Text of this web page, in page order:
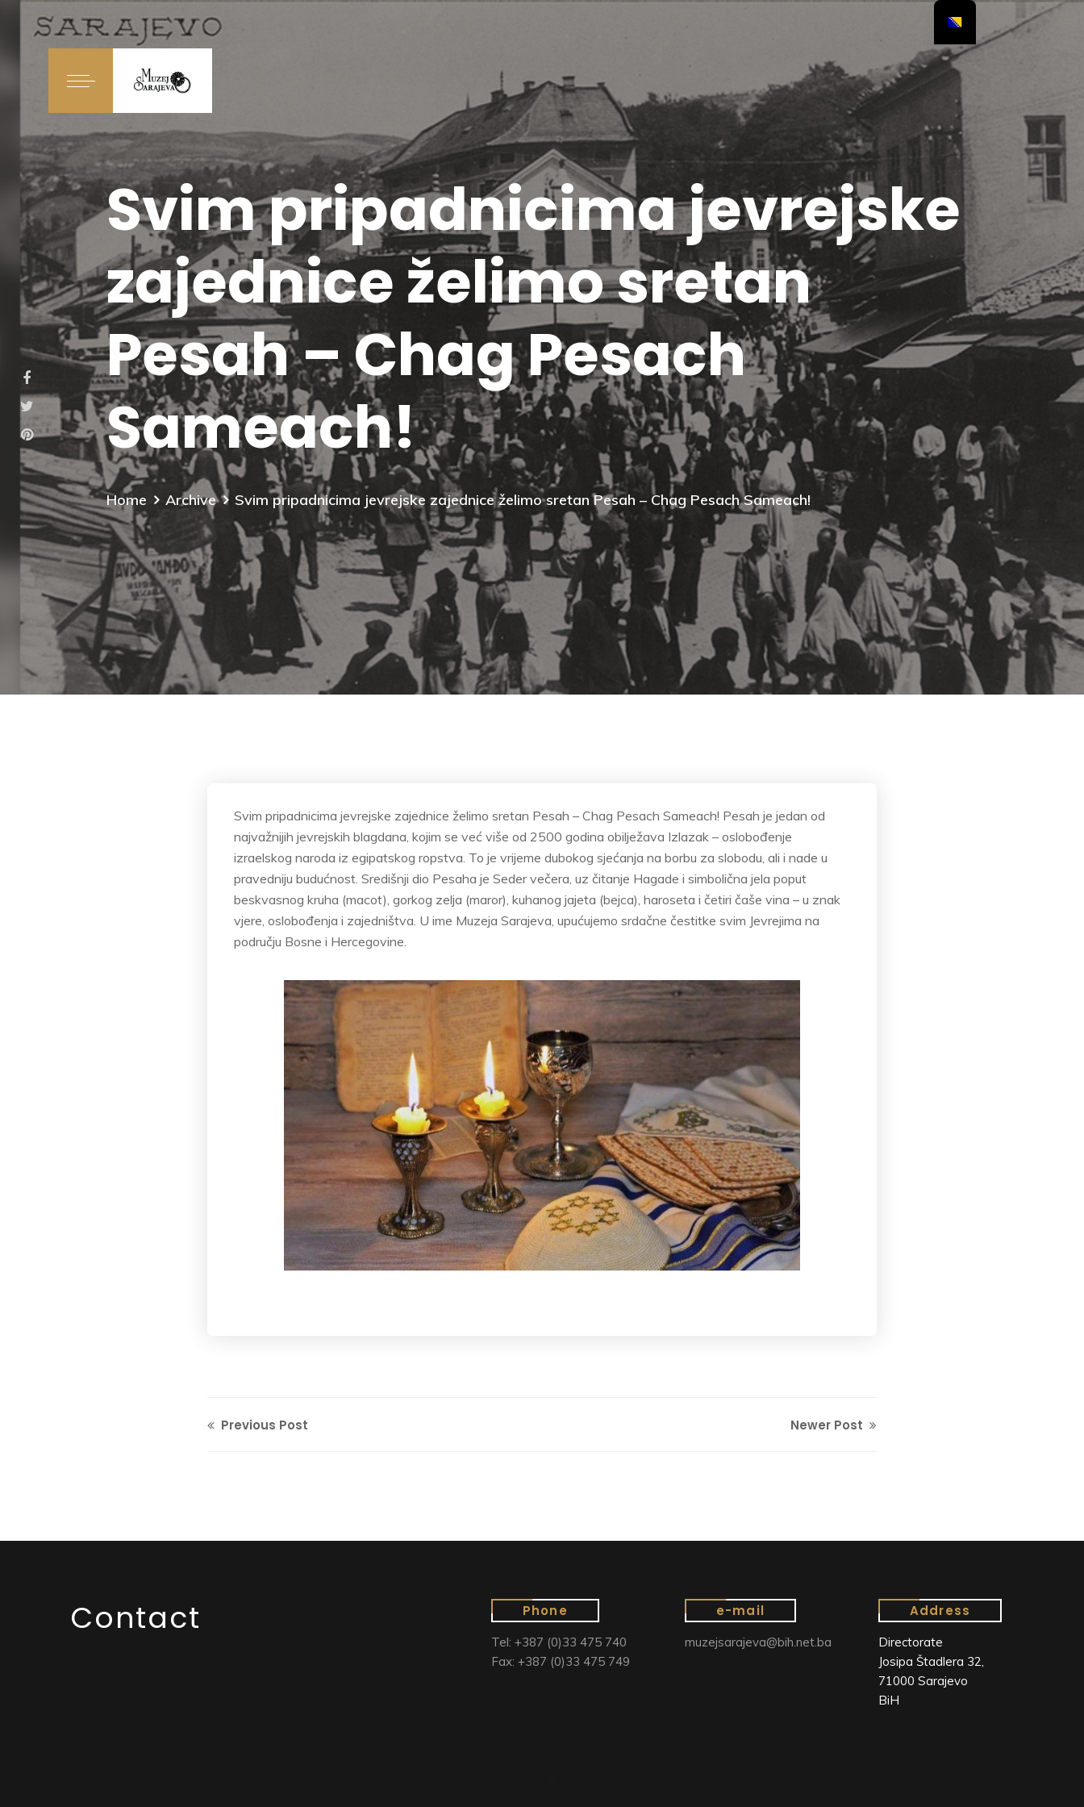
Svim pripadnicima jevrejske
zajednice želimo sretan
Pesah – Chag Pesach
Sameach!
Home Archive Svim pripadnicima jevrejske zajednice želimo sretan Pesah – Chag Pesach Sameach!
Svim pripadnicima jevrejske zajednice želimo sretan Pesah – Chag Pesach Sameach! Pesah je jedan od
najvažnijih jevrejskih blagdana, kojim se već više od 2500 godina obilježava Izlazak – oslobođenje
izraelskog naroda iz egipatskog ropstva. To je vrijeme dubokog sjećanja na borbu za slobodu, ali i nade u
pravedniju budućnost. Središnji dio Pesaha je Seder večera, uz čitanje Hagade i simbolična jela poput
beskvasnog kruha (macot), gorkog zelja (maror), kuhanog jajeta (bejca), haroseta i četiri čaše vina – u znak
vjere, oslobođenja i zajedništva. U ime Muzeja Sarajeva, upućujemo srdačne čestitke svim Jevrejima na
području Bosne i Hercegovine.
Previous Post Newer Post
Contact Phone
Tel: +387 (0)33 475 740
Fax: +387 (0)33 475 749
e-mail
muzejsarajeva@bih.net.ba
Address
Directorate
Josipa Štadlera 32,
71000 Sarajevo
BiH